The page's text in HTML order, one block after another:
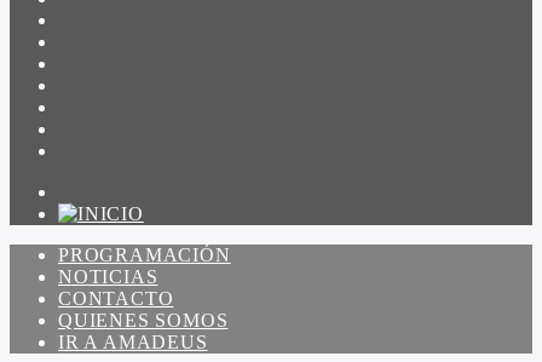
PROGRAMACIÓN
NOTICIAS
CONTACTO
QUIENES SOMOS
IR A AMADEUS